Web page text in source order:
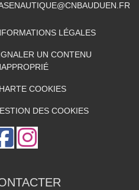
LÉGALES
UN CONTENU
COOKIES
DES COOKIES